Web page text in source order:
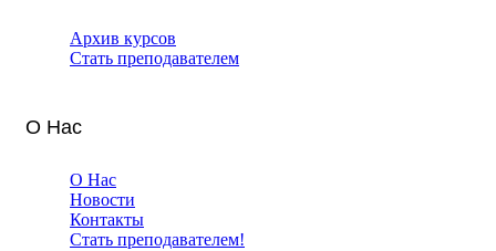
Архив курсов
Стать преподавателем
О Нас
О Нас
Новости
Контакты
Стать преподавателем!